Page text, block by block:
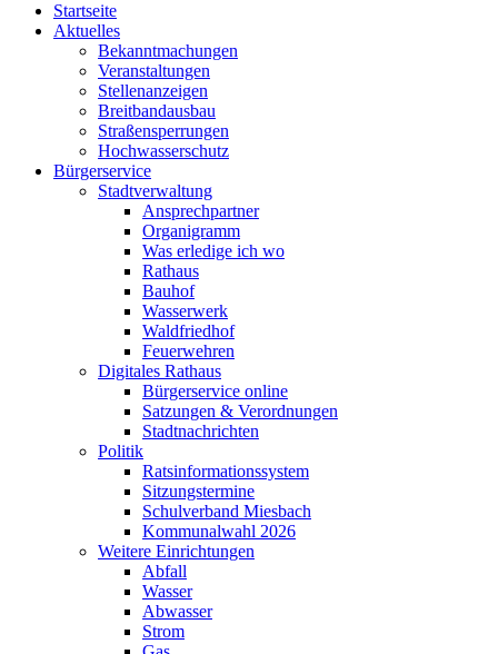
Startseite
Aktuelles
Bekanntmachungen
Veranstaltungen
Stellenanzeigen
Breitbandausbau
Straßensperrungen
Hochwasserschutz
Bürgerservice
Stadtverwaltung
Ansprechpartner
Organigramm
Was erledige ich wo
Rathaus
Bauhof
Wasserwerk
Waldfriedhof
Feuerwehren
Digitales Rathaus
Bürgerservice online
Satzungen & Verordnungen
Stadtnachrichten
Politik
Ratsinformationssystem
Sitzungstermine
Schulverband Miesbach
Kommunalwahl 2026
Weitere Einrichtungen
Abfall
Wasser
Abwasser
Strom